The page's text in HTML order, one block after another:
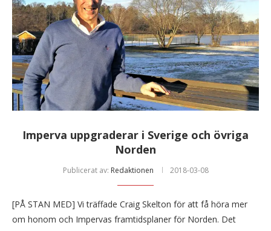
Imperva uppgraderar i Sverige och övriga
Norden
Publicerat av: Redaktionen 2018-03-08
[PÅ STAN MED] Vi träffade Craig Skelton för att få höra mer
om honom och Impervas framtidsplaner för Norden. Det